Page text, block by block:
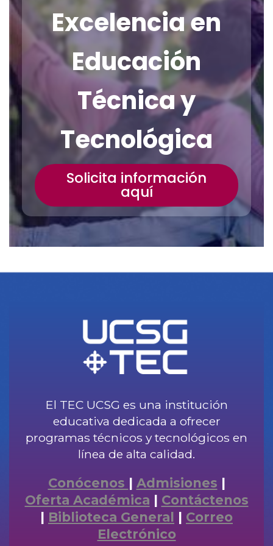
tecnológica en el
entorno empresarial
moderno.
Excelencia en
Educación
Técnica y
Tecnológica
Solicita información
aquí
El TEC UCSG es una institución
educativa dedicada a ofrecer
programas técnicos y tecnológicos en
línea de alta calidad.
Conócenos | Admisiones |
Oferta Académica | Contáctenos
| Biblioteca General | Correo
Electrónico